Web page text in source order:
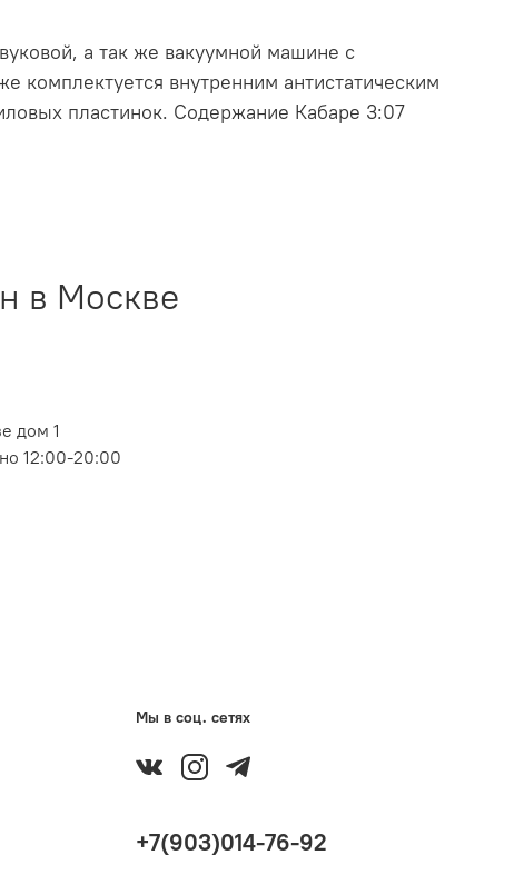
а так же вакуумной машине с
комплектуется внутренним антистатическим
пластинок. Содержание Кабаре 3:07
в Москве
дом 1
12:00-20:00
Мы в соц. сетях
+7(903)014-76-92